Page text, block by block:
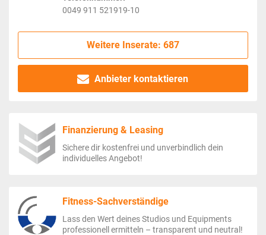
0049 911 521919-10
Weitere Inserate: 687
Anbieter kontaktieren
Finanzierung & Leasing
Sichere dir kostenfrei und unverbindlich dein
individuelles Angebot!
Fitness-Sachverständige
Lass den Wert deines Studios und Equipments
professionell ermitteln – transparent und neutral!